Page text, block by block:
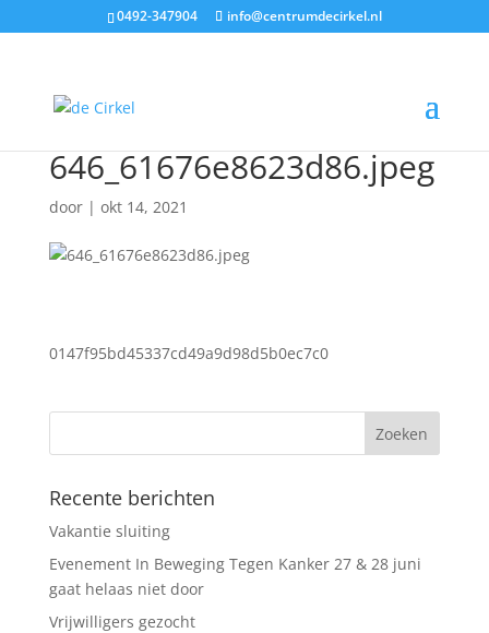
0492-347904 info@centrumdecirkel.nl
646_61676e8623d86.jpeg
door | okt 14, 2021
0147f95bd45337cd49a9d98d5b0ec7c0
Recente berichten
Vakantie sluiting
Evenement In Beweging Tegen Kanker 27 & 28 juni
gaat helaas niet door
Vrijwilligers gezocht